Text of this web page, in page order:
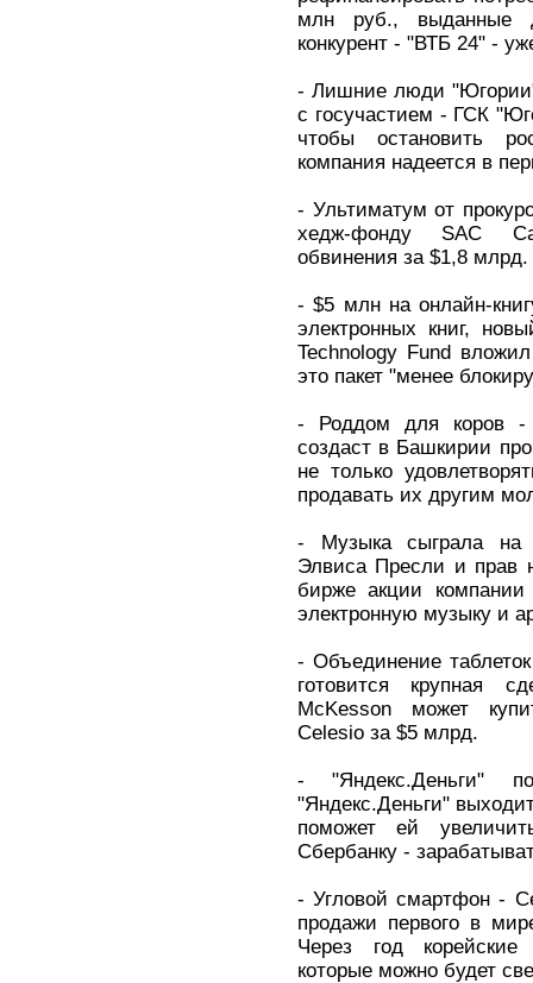
млн руб., выданные
конкурент - "ВТБ 24" -
- Лишние люди
с госучастием - ГСК
чтобы остановить
компания надеется в
- Ультиматум от
хедж-фонду SAC
обвинения за $1,8 млрд.
- $5 млн на онлайн-
электронных книг,
Technology Fund
это пакет "менее
- Роддом для коров -
создаст в Башкирии
не только
продавать их другим
- Музыка сыграла на
Элвиса Пресли и прав
бирже акции
электронную музыку и
- Объединение
готовится крупная
McKesson может
Celesio за $5 млрд.
- "Яндекс.Деньги"
"Яндекс.Деньги"
поможет ей
Сбербанку -
- Угловой смартфон -
продажи первого в
Через год корейские
которые можно будет